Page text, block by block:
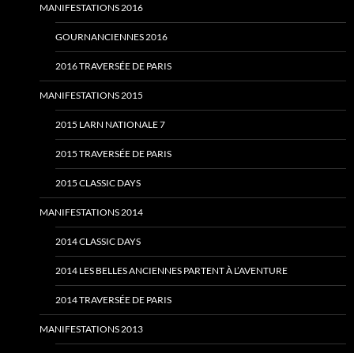
MANIFESTATIONS 2016
GOURNANCIENNES 2016
2016 TRAVERSÉE DE PARIS
MANIFESTATIONS 2015
2015 LARN NATIONALE 7
2015 TRAVERSÉE DE PARIS
2015 CLASSIC DAYS
MANIFESTATIONS 2014
2014 CLASSIC DAYS
2014 LES BELLES ANCIENNES PARTENT À L’AVENTURE
2014 TRAVERSÉE DE PARIS
MANIFESTATIONS 2013